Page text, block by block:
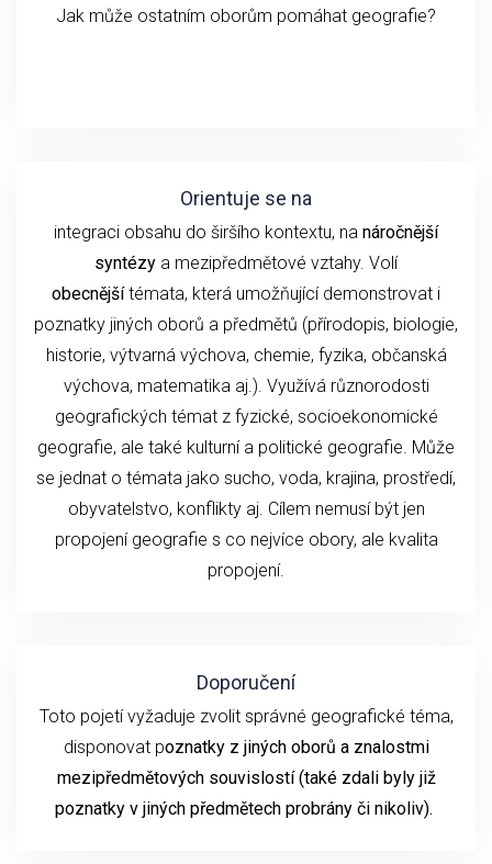
Jak může ostatním oborům pomáhat geografie?
Orientuje se na
integraci obsahu do širšího kontextu, na náročnější
syntézy a mezipředmětové vztahy. Volí
obecnějšítémata, která umožňující demonstrovat i
poznatky jiných oborů a předmětů (přírodopis, biologie,
historie, výtvarná výchova, chemie, fyzika, občanská
výchova, matematika aj.). Využívá různorodosti
geografických témat z fyzické, socioekonomické
geografie, ale také kulturní a politické geografie. Může
se jednat o témata jako sucho, voda, krajina, prostředí,
obyvatelstvo, konflikty aj. Cílem nemusí být jen
propojení geografie s co nejvíce obory, ale kvalita
propojení.
Doporučení
Toto pojetí vyžaduje zvolit správné geografické téma,
disponovat poznatky z jiných oborů a znalostmi
mezipředmětových souvislostí (také zdali byly již
poznatky v jiných předmětech probrány či nikoliv).